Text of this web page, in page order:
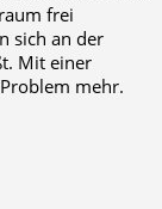
frei
sich an der
Mit einer
mehr.